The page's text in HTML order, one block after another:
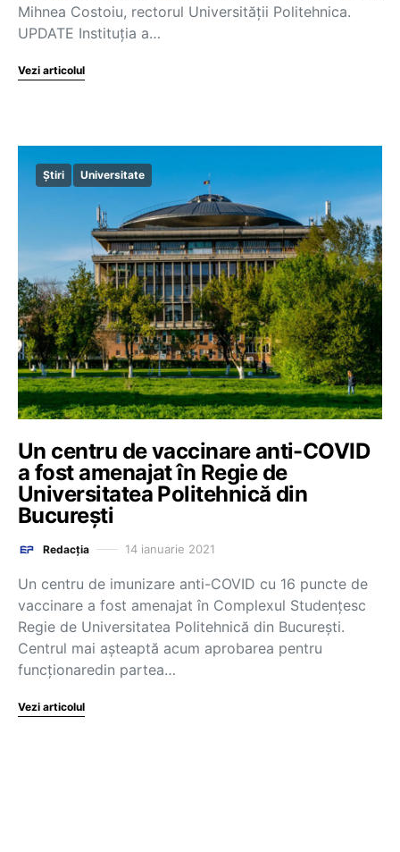
Mihnea Costoiu, rectorul Universității Politehnica.
UPDATE Instituția a…
Vezi articolul
Știri Universitate
Un centru de vaccinare anti-COVID
a fost amenajat în Regie de
Universitatea Politehnică din
Bucureşti
Redacția 14 ianuarie 2021
Un centru de imunizare anti-COVID cu 16 puncte de
vaccinare a fost amenajat în Complexul Studenţesc
Regie de Universitatea Politehnică din Bucureşti.
Centrul mai așteaptă acum aprobarea pentru
funcţionaredin partea…
Vezi articolul